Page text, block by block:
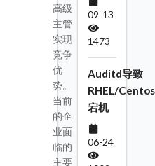
高级
主管
实现
竞争
优
势。
当前
的企
业面
临的
主要
09-13
1473
Auditd导致
RHEL/Centos
宕机
06-24